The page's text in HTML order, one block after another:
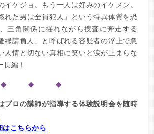
イケジョ。もう一人は好みのイケメン。
れた男は全員犯人」という特異体質を恐
三角関係に揺れながら捜査に奔走する
請負人」と呼ばれる容疑者の浮上で急
人情と切ない真相に笑いと涙が止まらな
編！
◆ ◆
プロの講師が指導する体験説明会を随時
こちらから